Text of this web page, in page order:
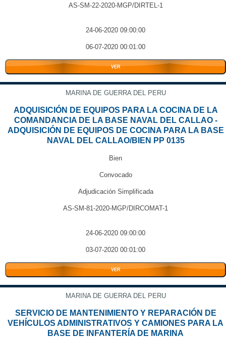
AS-SM-22-2020-MGP/DIRTEL-1
24-06-2020 09:00:00
06-07-2020 00:01:00
VER
MARINA DE GUERRA DEL PERU
ADQUISICIÓN DE EQUIPOS PARA LA COCINA DE LA
COMANDANCIA DE LA BASE NAVAL DEL CALLAO -
ADQUISICIÓN DE EQUIPOS DE COCINA PARA LA BASE
NAVAL DEL CALLAO/BIEN PP 0135
Bien
Convocado
Adjudicación Simplificada
AS-SM-81-2020-MGP/DIRCOMAT-1
24-06-2020 09:00:00
03-07-2020 00:01:00
VER
MARINA DE GUERRA DEL PERU
SERVICIO DE MANTENIMIENTO Y REPARACIÓN DE
VEHÍCULOS ADMINISTRATIVOS Y CAMIONES PARA LA
BASE DE INFANTERÍA DE MARINA